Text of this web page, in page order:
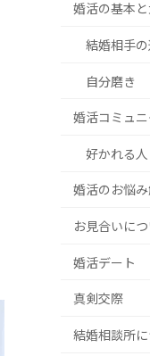
婚活の基本
結婚相手
自分磨き
婚活コミュ
好かれる
婚活のお悩
お見合いに
婚活デート
真剣交際
結婚相談所